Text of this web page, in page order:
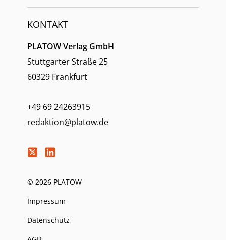
KONTAKT
PLATOW Verlag GmbH
Stuttgarter Straße 25
60329 Frankfurt
+49 69 24263915
redaktion@platow.de
© 2026 PLATOW
Impressum
Datenschutz